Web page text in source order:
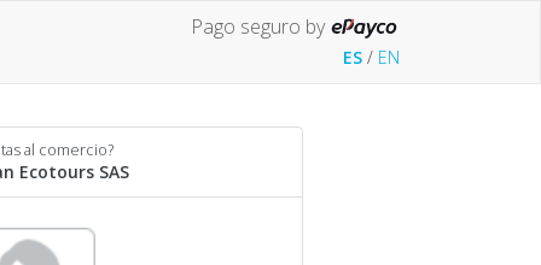
Pago seguro by
ES / EN
al comercio?
Ecotours SAS